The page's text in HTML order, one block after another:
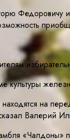
Федоровичу
культуры
на
Валерий